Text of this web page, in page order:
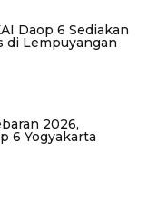
Daop 6 Sediakan
di Lempuyangan
2026,
6 Yogyakarta